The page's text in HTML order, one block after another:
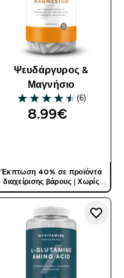
Ψευδάργυρος &
Μαγνήσιο
4.5 out of 5 stars
(6)
8.99€‎
Έκπτωση 40% σε προϊόντα
διαχείρισης βάρους |Χωρίς
Κωδικό